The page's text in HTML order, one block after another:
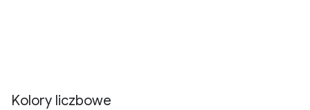
Kolory liczbowe